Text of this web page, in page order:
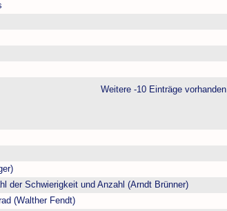
Weitere -10 Einträge vorhanden
der Schwierigkeit und Anzahl (Arndt Brünner)
(Walther Fendt)